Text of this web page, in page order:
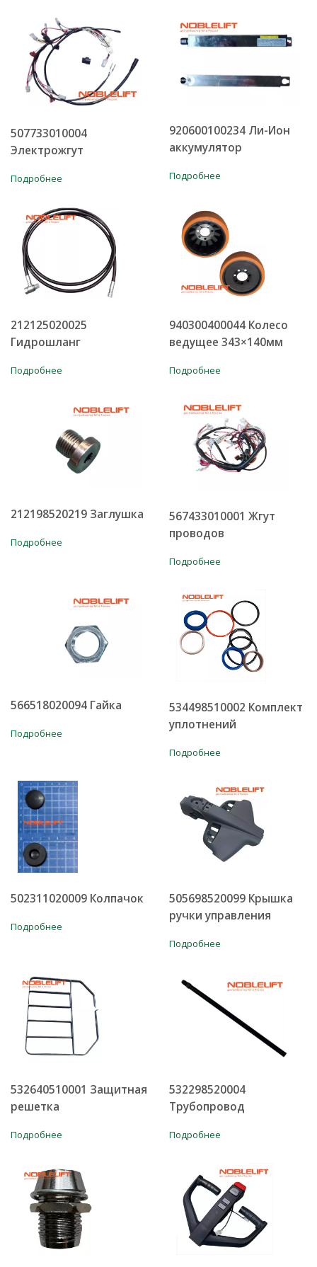
507733010004
Электрожгут
Подробнее
920600100234 Ли-Ион
аккумулятор
Подробнее
212125020025
Гидрошланг
Подробнее
940300400044 Колесо
ведущее 343×140мм
Подробнее
212198520219 Заглушка
Подробнее
567433010001 Жгут
проводов
Подробнее
566518020094 Гайка
Подробнее
534498510002 Комплект
уплотнений
Подробнее
502311020009 Колпачок
Подробнее
505698520099 Крышка
ручки управления
Подробнее
532640510001 Защитная
решетка
Подробнее
532298520004
Трубопровод
Подробнее